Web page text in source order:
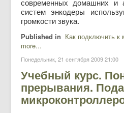
современных домашних и
систем энкодеры
громкости звука.
Published in Как подключить к
more...
Понедельник, 21 сентября 2009 21:00
Учебный курс.
прерывания.